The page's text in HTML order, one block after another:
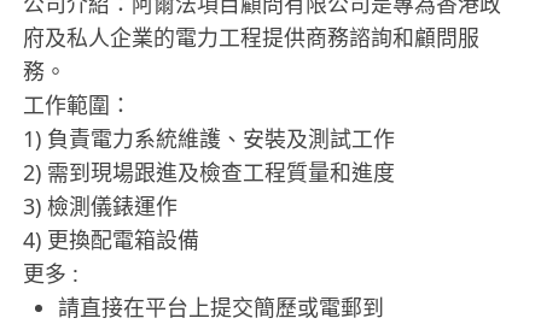
府及私人企業的電力工程提供商務諮詢和顧問服
務。
工作範圍：
1) 負責電力系統維護、安裝及測試工作
2) 需到現場跟進及檢查工程質量和進度
3) 檢測儀錶運作
4) 更換配電箱設備
更多 :
請直接在平台上提交簡歷或電郵到